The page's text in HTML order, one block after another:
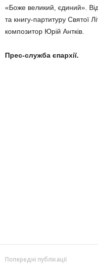
«Боже великий, єдиний».
та книгу-партитуру Святої
композитор Юрій Антків.
Прес-служба єпархії.
Попередні публікації